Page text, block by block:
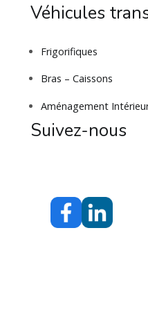
Véhicules
Frigorifiques
Bras – Caissons
Aménagement
Suivez-nous